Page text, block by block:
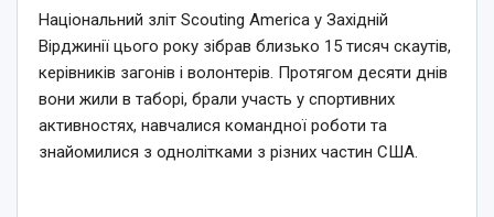
Національний зліт Scouting America у Західній
Вірджинії цього року зібрав близько 15 тисяч скаутів,
керівників загонів і волонтерів. Протягом десяти днів
вони жили в таборі, брали участь у спортивних
активностях, навчалися командної роботи та
знайомилися з однолітками з різних частин США.